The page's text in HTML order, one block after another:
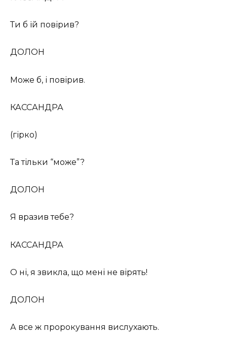
Ти б їй повірив?
ДОЛОН
Може б, і повірив.
КАССАНДРА
(гірко)
Та тільки “може”?
ДОЛОН
Я вразив тебе?
КАССАНДРА
О ні, я звикла, що мені не вірять!
ДОЛОН
А все ж пророкування вислухають.